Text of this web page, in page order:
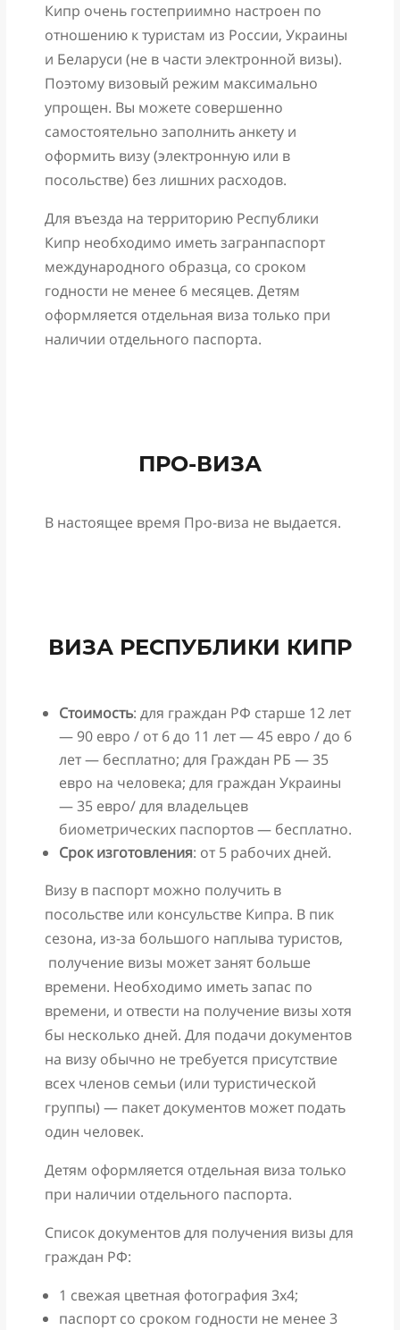
Кипр очень гостеприимно настроен по
отношению к туристам из России, Украины
и Беларуси (не в части электронной визы).
Поэтому визовый режим максимально
упрощен. Вы можете совершенно
самостоятельно заполнить анкету и
оформить визу (электронную или в
посольстве) без лишних расходов.
Для въезда на территорию Республики
Кипр необходимо иметь загранпаспорт
международного образца, со сроком
годности не менее 6 месяцев. Детям
оформляется отдельная виза только при
наличии отдельного паспорта.
ПРО-ВИЗА
В настоящее время Про-виза не выдается.
ВИЗА РЕСПУБЛИКИ КИПР
Стоимость: для граждан РФ старше 12 лет
— 90 евро / от 6 до 11 лет — 45 евро / до 6
лет — бесплатно; для Граждан РБ — 35
евро на человека; для граждан Украины
— 35 евро/ для владельцев
биометрических паспортов — бесплатно.
Срок изготовления: от 5 рабочих дней.
Визу в паспорт можно получить в
посольстве или консульстве Кипра. В пик
сезона, из-за большого наплыва туристов,
получение визы может занят больше
времени. Необходимо иметь запас по
времени, и отвести на получение визы хотя
бы несколько дней. Для подачи документов
на визу обычно не требуется присутствие
всех членов семьи (или туристической
группы) — пакет документов может подать
один человек.
Детям оформляется отдельная виза только
при наличии отдельного паспорта.
Список документов для получения визы для
граждан РФ:
1 свежая цветная фотография 3х4;
паспорт со сроком годности не менее 3